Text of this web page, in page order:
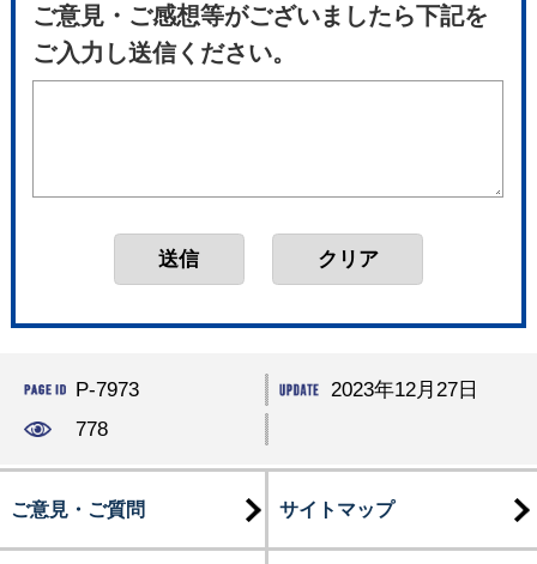
ご意見・ご感想等がございましたら下記を
ご入力し送信ください。
P-7973
2023年12月27日
778
ご意見・ご質問 サイトマップ